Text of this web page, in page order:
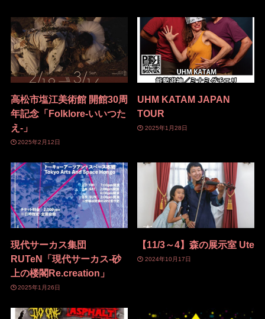
高松市塩江美術館 開館30周
年記念「Folklore-いいつた
え-」
2025年2月12日
UHM KATAM JAPAN
TOUR
2025年1月28日
現代サーカス集団
RUTeN「現代サーカス-砂
上の楼閣Re.creation」
2025年1月26日
【11/3～4】森の展示室 Ute
2024年10月17日